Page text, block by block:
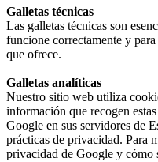
Galletas técnicas
Las galletas técnicas son
funcione correctamente y
que ofrece.
Galletas analíticas
Nuestro sitio web utiliza
información que recogen
Google en sus servidores de
prácticas de privacidad. Para
privacidad de Google y cómo